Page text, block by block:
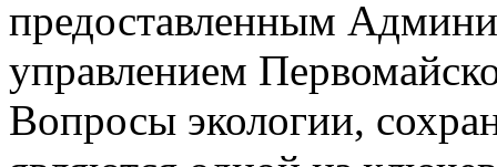
предоставленным
управлением
Вопросы экологии,